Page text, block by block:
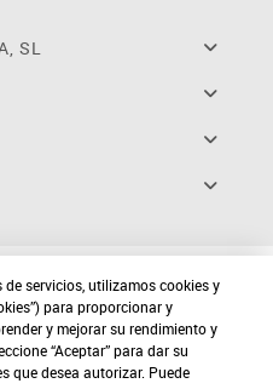
SL
servicios, utilizamos cookies y
para proporcionar y
y mejorar su rendimiento y
“Aceptar” para dar su
que desea autorizar. Puede